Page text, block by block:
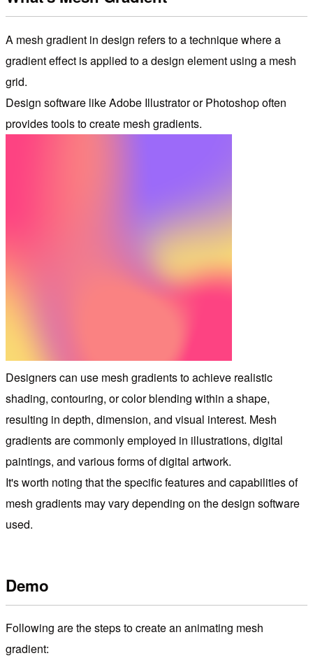
A mesh gradient in design refers to a technique where a
gradient effect is applied to a design element using a mesh
grid.
Design software like Adobe Illustrator or Photoshop often
provides tools to create mesh gradients.
Designers can use mesh gradients to achieve realistic
shading, contouring, or color blending within a shape,
resulting in depth, dimension, and visual interest. Mesh
gradients are commonly employed in illustrations, digital
paintings, and various forms of digital artwork.
It's worth noting that the specific features and capabilities of
mesh gradients may vary depending on the design software
used.
Demo
Following are the steps to create an animating mesh
gradient: